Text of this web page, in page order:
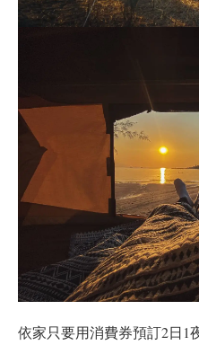
依家只要用消費券預訂2日1